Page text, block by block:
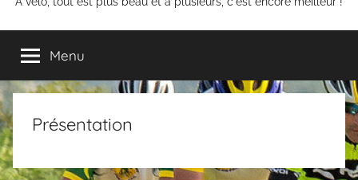
Menu
Présentation